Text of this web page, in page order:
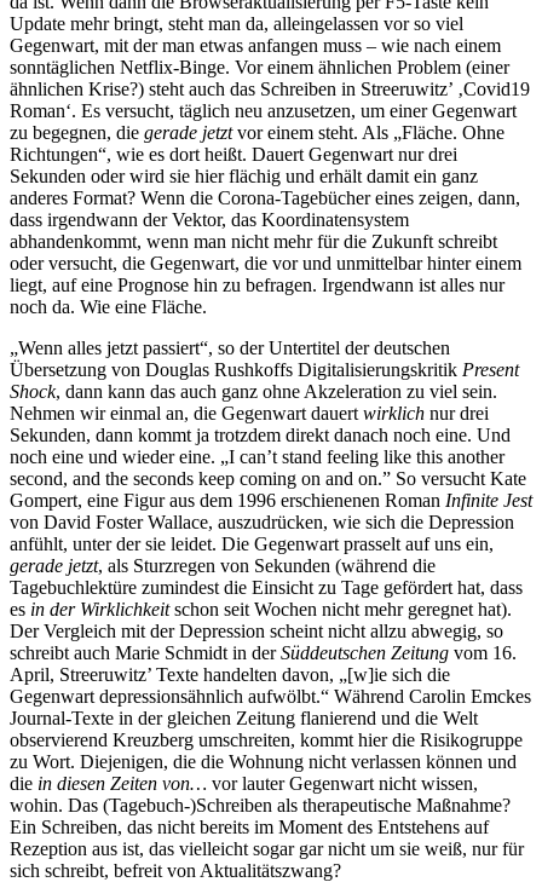
Update mehr bringt, steht man da, alleingelassen vor so viel
Gegenwart, mit der man etwas anfangen muss – wie nach einem
sonntäglichen Netflix-Binge. Vor einem ähnlichen Problem (einer
ähnlichen Krise?) steht auch das Schreiben in Streeruwitz’ ‚Covid19
Roman‘. Es versucht, täglich neu anzusetzen, um einer Gegenwart
zu begegnen, die gerade jetztvor einem steht. Als „Fläche. Ohne
Richtungen“, wie es dort heißt. Dauert Gegenwart nur drei
Sekunden oder wird sie hier flächig und erhält damit ein ganz
anderes Format? Wenn die Corona-Tagebücher eines zeigen, dann,
dass irgendwann der Vektor, das Koordinatensystem
abhandenkommt, wenn man nicht mehr für die Zukunft schreibt
oder versucht, die Gegenwart, die vor und unmittelbar hinter einem
liegt, auf eine Prognose hin zu befragen. Irgendwann ist alles nur
noch da. Wie eine Fläche.
„Wenn alles jetzt passiert“, so der Untertitel der deutschen
Übersetzung von Douglas Rushkoffs Digitalisierungskritik Present
Shock, dann kann das auch ganz ohne Akzeleration zu viel sein.
Nehmen wir einmal an, die Gegenwart dauert wirklich nur drei
Sekunden, dann kommt ja trotzdem direkt danach noch eine. Und
noch eine und wieder eine. „I can’t stand feeling like this another
second, and the seconds keep coming on and on.” So versucht Kate
Gompert, eine Figur aus dem 1996 erschienenen Roman Infinite Jest
von David Foster Wallace, auszudrücken, wie sich die Depression
anfühlt, unter der sie leidet. Die Gegenwart prasselt auf uns ein,
gerade jetzt, als Sturzregen von Sekunden (während die
Tagebuchlektüre zumindest die Einsicht zu Tage gefördert hat, dass
es in der Wirklichkeitschon seit Wochen nicht mehr geregnet hat).
Der Vergleich mit der Depression scheint nicht allzu abwegig, so
schreibt auch Marie Schmidt in derSüddeutschen Zeitung vom 16.
April, Streeruwitz’ Texte handelten davon, „[w]ie sich die
Gegenwart depressionsähnlich aufwölbt.“ Während Carolin Emckes
Journal-Texte in der gleichen Zeitung flanierend und die Welt
observierend Kreuzberg umschreiten, kommt hier die Risikogruppe
zu Wort. Diejenigen, die die Wohnung nicht verlassen können und
die in diesen Zeiten von… vor lauter Gegenwart nicht wissen,
wohin. Das (Tagebuch-)Schreiben als therapeutische Maßnahme?
Ein Schreiben, das nicht bereits im Moment des Entstehens auf
Rezeption aus ist, das vielleicht sogar gar nicht um sie weiß, nur für
sich schreibt, befreit von Aktualitätszwang?